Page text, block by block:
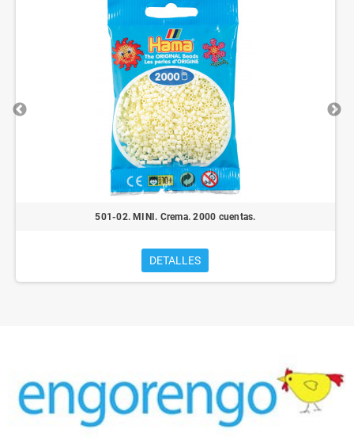
501-02. MINI. Crema. 2000 cuentas.
DETALLES